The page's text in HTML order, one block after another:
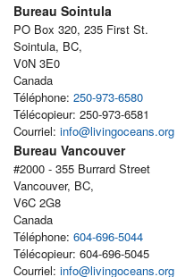
Bureau Sointula
PO Box 320, 235 First St.
Sointula, BC,
V0N 3E0
Canada
Téléphone: 250-973-6580
Télécopieur: 250-973-6581
Courriel: info@livingoceans.org
Bureau Vancouver
#2000 - 355 Burrard Street
Vancouver, BC,
V6C 2G8
Canada
Téléphone: 604-696-5044
Télécopieur: 604-696-5045
Courriel: info@livingoceans.org